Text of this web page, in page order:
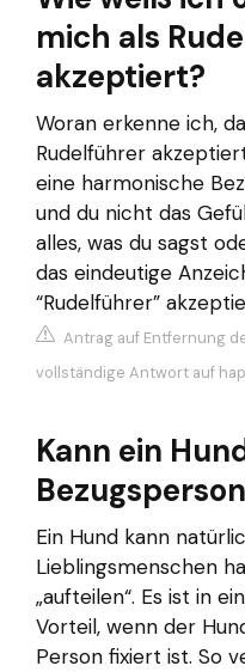
mich als
akzeptiert?
Woran erkenne ich,
Rudelführer
eine harmonische
und du nicht das
alles, was du sagst
das eindeutige
“Rudelführer”
Antrag auf Entfernung
vollständige Antwort auf
Kann ein
Ein Hund kann
Lieblingsmenschen
„aufteilen“. Es ist in
Vorteil, wenn der
Person fixiert ist. So